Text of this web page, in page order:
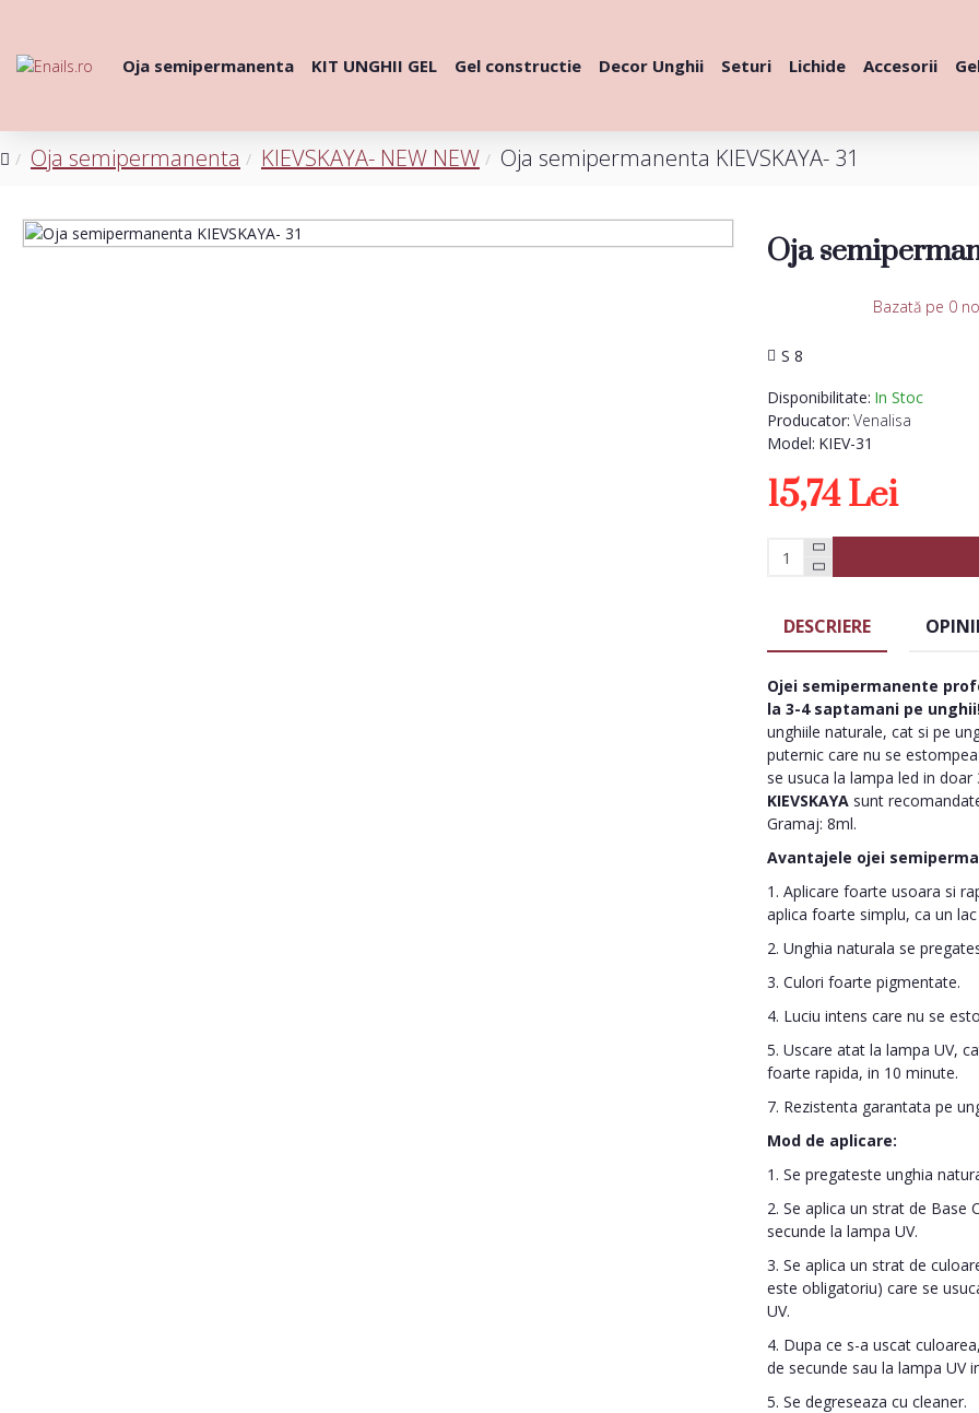
Oja semipermanenta KIT UNGHII GEL Gel constructie Decor Unghii Seturi Lichide Accesorii
Oja semipermanenta KIEVSKAYA- NEW NEW Oja semipermanenta KIEVSKAYA- 31
Oja
Disponibilitate: In Stoc
Producator: Venalisa
Model: KIEV-31
S 8
Bazată pe 0
15,74 Lei
DESCRIERE OPINII
Ojei semipermanente
la 3-4 saptamani pe
unghiile naturale, cat si pe
puternic care nu se
se usuca la lampa led in doar
KIEVSKAYA sunt
Gramaj: 8ml.
Avantajele ojei
1. Aplicare foarte usoara si
aplica foarte simplu, ca un
2. Unghia naturala se
3. Culori foarte pigmentate.
4. Luciu intens care nu se
5. Uscare atat la lampa UV,
foarte rapida, in 10 minute.
7. Rezistenta garantata pe
Mod de aplicare:
1. Se pregateste unghia
2. Se aplica un strat de Base
secunde la lampa UV.
3. Se aplica un strat de
este obligatoriu) care se
UV.
4. Dupa ce s-a uscat
de secunde sau la lampa UV
5. Se degreseaza cu cleaner.